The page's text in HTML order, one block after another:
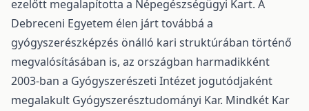
ezelőtt megalapította a Népegészségügyi Kart. A
Debreceni Egyetem élen járt továbbá a
gyógyszerészképzés önálló kari struktúrában történő
megvalósításában is, az országban harmadikként
2003-ban a Gyógyszerészeti Intézet jogutódjaként
megalakult Gyógyszerésztudományi Kar. Mindkét Kar